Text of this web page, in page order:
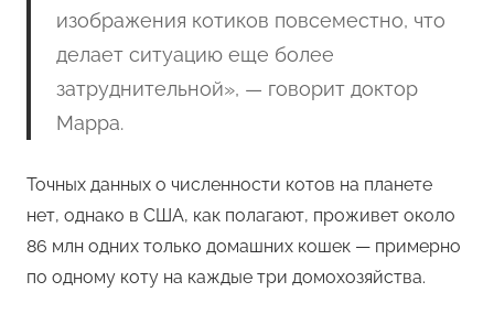
изображения котиков повсеместно, что
делает ситуацию еще более
затруднительной», — говорит доктор
Марра.
Точных данных о численности котов на планете
нет, однако в США, как полагают, проживет около
86 млн одних только домашних кошек — примерно
по одному коту на каждые три домохозяйства.